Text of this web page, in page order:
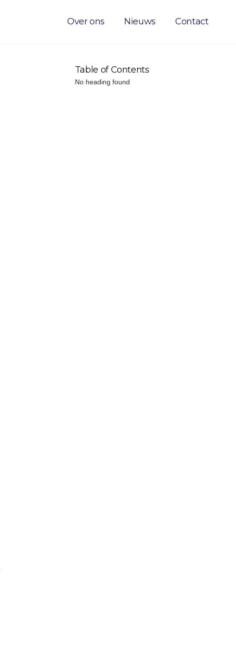
Over ons Nieuws Contact
Table of Contents
No heading found